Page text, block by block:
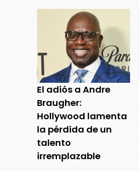
El adiós a Andre
Braugher:
Hollywood lamenta
la pérdida de un
talento
irremplazable